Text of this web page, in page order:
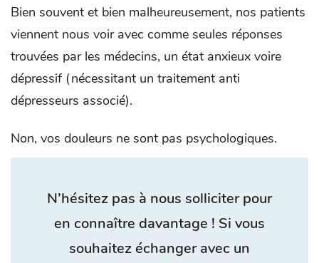
Bien souvent et bien malheureusement, nos patients
viennent nous voir avec comme seules réponses
trouvées par les médecins, un état anxieux voire
dépressif (nécessitant un traitement anti
dépresseurs associé).
Non, vos douleurs ne sont pas psychologiques.
N’hésitez pas à nous solliciter pour
en connaître davantage ! Si vous
souhaitez échanger avec un